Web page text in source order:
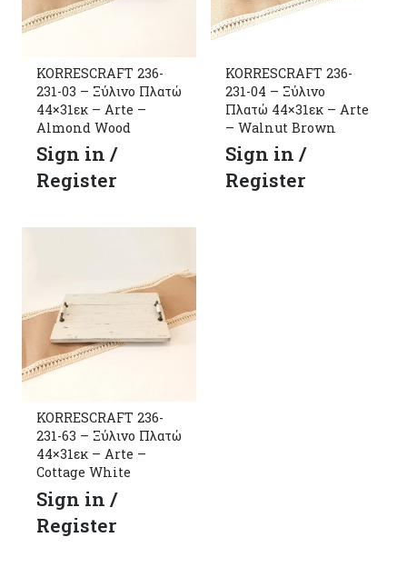
KORRESCRAFT 236-
231-03 – Ξύλινο Πλατώ
44×31εκ – Arte –
Almond Wood
Sign in /
Register
KORRESCRAFT 236-
231-04 – Ξύλινο
Πλατώ 44×31εκ – Arte
– Walnut Brown
Sign in /
Register
KORRESCRAFT 236-
231-63 – Ξύλινο Πλατώ
44×31εκ – Arte –
Cottage White
Sign in /
Register